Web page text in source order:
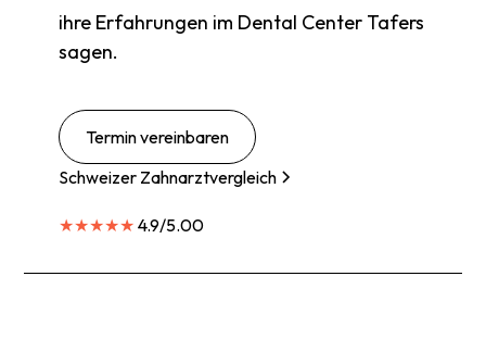
ihre Erfahrungen im Dental Center Tafers
sagen.
Termin vereinbaren
Schweizer Zahnarztvergleich
★★★★★4.9/5.00